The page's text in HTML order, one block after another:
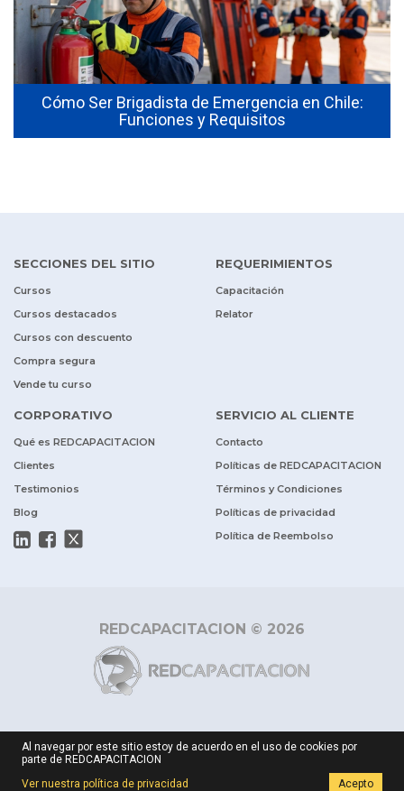
Cómo Ser Brigadista de Emergencia en Chile:
Funciones y Requisitos
SECCIONES DEL SITIO
Cursos
Cursos destacados
Cursos con descuento
Compra segura
Vende tu curso
REQUERIMIENTOS
Capacitación
Relator
CORPORATIVO
Qué es REDCAPACITACION
Clientes
Testimonios
Blog
SERVICIO AL CLIENTE
Contacto
Políticas de REDCAPACITACION
Términos y Condiciones
Políticas de privacidad
Política de Reembolso
REDCAPACITACION © 2026
Al navegar por este sitio estoy de acuerdo en el uso de cookies por
parte de REDCAPACITACION
Ver nuestra política de privacidad
Acepto